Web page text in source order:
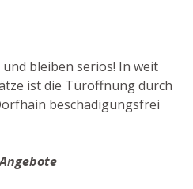
bleiben seriös! In weit
ist die Türöffnung durch
beschädigungsfrei